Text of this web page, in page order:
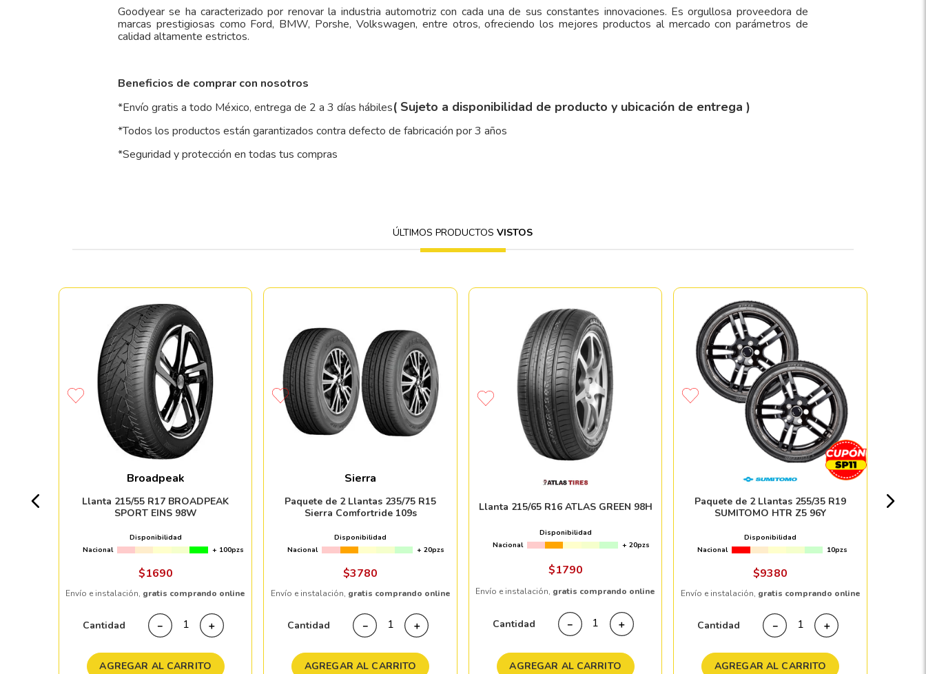
Goodyear se ha caracterizado por renovar la industria automotriz con cada una de sus constantes innovaciones. Es orgullosa proveedora de
marcas prestigiosas como Ford, BMW, Porshe, Volkswagen, entre otros, ofreciendo los mejores productos al mercado con parámetros de
calidad altamente estrictos.
Beneficios de comprar con nosotros
*Envío gratis a todo México, entrega de 2 a 3 días hábiles( Sujeto a disponibilidad de producto y ubicación de entrega )
*Todos los productos están garantizados contra defecto de fabricación por 3 años
*Seguridad y protección en todas tus compras
ÚLTIMOS PRODUCTOSVISTOS
Broadpeak
Llanta 215/55 R17 BROADPEAK
SPORT EINS 98W
Disponibilidad
Nacional
+ 100pzs
$1690
Envío e instalación, gratis comprando online
Cantidad ＋
－
AGREGAR AL CARRITO
Sierra
Paquete de 2 Llantas 235/75 R15
Sierra Comfortride 109s
Disponibilidad
Nacional
+ 20pzs
$3780
Envío e instalación, gratis comprando online
Cantidad ＋
－
AGREGAR AL CARRITO
Llanta 215/65 R16 ATLAS GREEN 98H
Disponibilidad
Nacional
+ 20pzs
$1790
Envío e instalación, gratis comprando online
Cantidad ＋
－
AGREGAR AL CARRITO
Paquete de 2 Llantas 255/35 R19
SUMITOMO HTR Z5 96Y
Disponibilidad
Nacional
10pzs
$9380
Envío e instalación, gratis comprando online
Cantidad ＋
－
AGREGAR AL CARRITO